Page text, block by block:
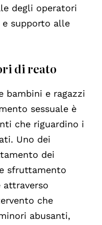
degli operatori
e supporto alle
di reato
bambini e ragazzi
sessuale è
che riguardino i
Uno dei
dei
sfruttamento
attraverso
che
abusanti,